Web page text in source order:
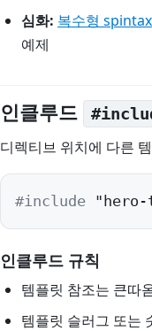
심화: 복수형
예제
인클루드
디렉티브 위치에 다른
#include
인클루드 규칙
템플릿 참조는 큰따
템플릿 슬러그 또는